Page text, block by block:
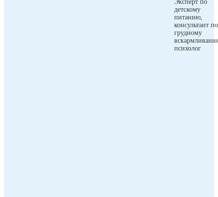
Эксперт по
детскому
питанию,
консультант по
грудному
психолог